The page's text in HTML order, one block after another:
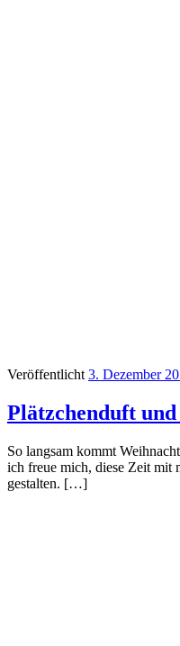
Veröffentlicht3. Dezember
Plätzchenduft
So langsam kommt
ich freue mich, diese Zeit mit
gestalten. […]